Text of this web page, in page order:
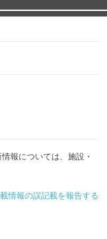
報については、施設・
情報の誤記載を報告する